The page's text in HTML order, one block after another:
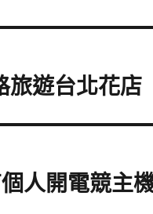
旅遊台北花店
人開電競主